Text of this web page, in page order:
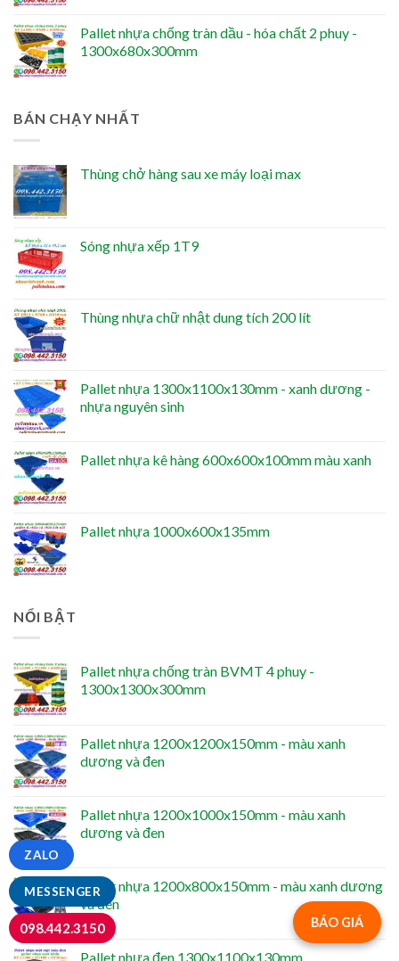
Pallet nhựa chống tràn dầu - hóa chất 2 phuy -
1300x680x300mm
BÁN CHẠY NHẤT
Thùng chở hàng sau xe máy loại max
Sóng nhựa xếp 1T9
Thùng nhựa chữ nhật dung tích 200 lít
Pallet nhựa 1300x1100x130mm - xanh dương -
nhựa nguyên sinh
Pallet nhựa kê hàng 600x600x100mm màu xanh
Pallet nhựa 1000x600x135mm
NỔI BẬT
Pallet nhựa chống tràn BVMT 4 phuy -
1300x1300x300mm
Pallet nhựa 1200x1200x150mm - màu xanh
dương và đen
Pallet nhựa 1200x1000x150mm - màu xanh
dương và đen
Pallet nhựa 1200x800x150mm - màu xanh dương
và đen
Pallet nhựa đen 1300x1100x130mm
BÁO GIÁ
MESSENGER
ZALO
098.442.3150